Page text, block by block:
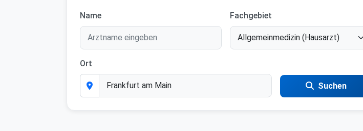
Name Fachgebiet
Ort
Suchen